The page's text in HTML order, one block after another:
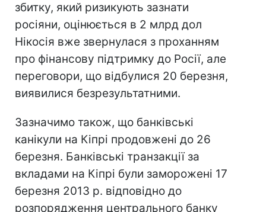
збитку, який ризикують зазнати
росіяни, оцінюється в 2 млрд дол
Нікосія вже звернулася з проханням
про фінансову підтримку до Росії, але
переговори, що відбулися 20 березня,
виявилися безрезультатними.
Зазначимо також, що банківські
канікули на Кіпрі продовжені до 26
березня. Банківські транзакції за
вкладами на Кіпрі були заморожені 17
березня 2013 р. відповідно до
розпорядження центрального банку